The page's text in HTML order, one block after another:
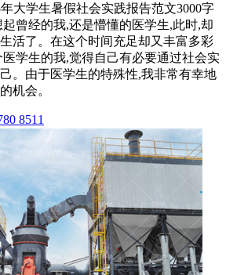
大学生暑假社会实践报告范文3000字
起曾经的我,还是懵懂的医学生,此时,却
活了。在这个时间充足却又丰富多彩
学生的我,觉得自己有必要通过社会实
。由于医学生的特殊性,我非常有幸地
机会。
8511